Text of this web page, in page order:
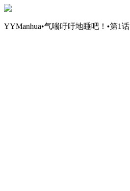
YYManhua•气喘吁吁地睡吧！•第1话